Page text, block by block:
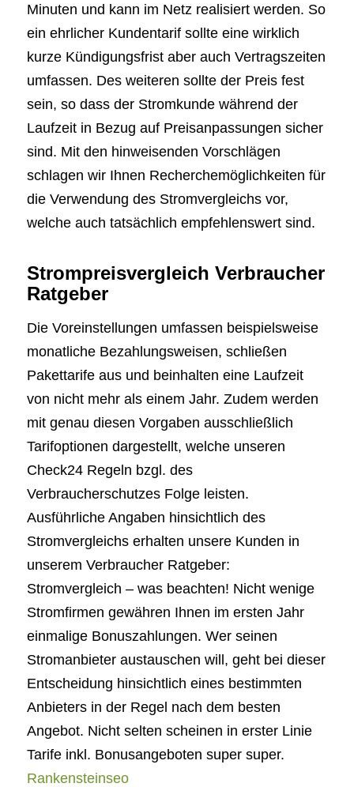
Minuten und kann im Netz realisiert werden. So
ein ehrlicher Kundentarif sollte eine wirklich
kurze Kündigungsfrist aber auch Vertragszeiten
umfassen. Des weiteren sollte der Preis fest
sein, so dass der Stromkunde während der
Laufzeit in Bezug auf Preisanpassungen sicher
sind. Mit den hinweisenden Vorschlägen
schlagen wir Ihnen Recherchemöglichkeiten für
die Verwendung des Stromvergleichs vor,
welche auch tatsächlich empfehlenswert sind.
Strompreisvergleich Verbraucher
Ratgeber
Die Voreinstellungen umfassen beispielsweise
monatliche Bezahlungsweisen, schließen
Pakettarife aus und beinhalten eine Laufzeit
von nicht mehr als einem Jahr. Zudem werden
mit genau diesen Vorgaben ausschließlich
Tarifoptionen dargestellt, welche unseren
Check24 Regeln bzgl. des
Verbraucherschutzes Folge leisten.
Ausführliche Angaben hinsichtlich des
Stromvergleichs erhalten unsere Kunden in
unserem Verbraucher Ratgeber:
Stromvergleich – was beachten! Nicht wenige
Stromfirmen gewähren Ihnen im ersten Jahr
einmalige Bonuszahlungen. Wer seinen
Stromanbieter austauschen will, geht bei dieser
Entscheidung hinsichtlich eines bestimmten
Anbieters in der Regel nach dem besten
Angebot. Nicht selten scheinen in erster Linie
Tarife inkl. Bonusangeboten super super.
Rankensteinseo